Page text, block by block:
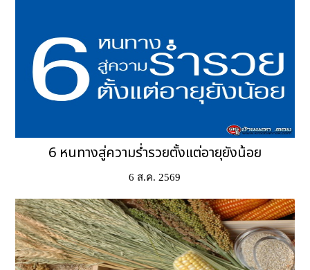
6 หนทางสู่ความร่ำรวยตั้งแต่อายุยังน้อย
6 ส.ค. 2569